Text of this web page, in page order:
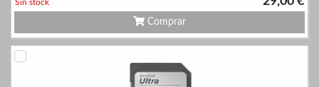
Sin stock
Comprar